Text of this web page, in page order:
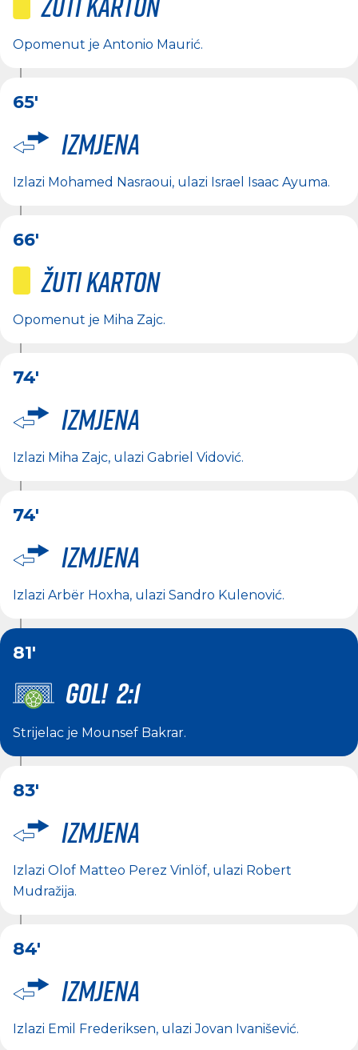
Opomenut je Antonio Maurić.
65'
Izmjena
Izlazi Mohamed Nasraoui, ulazi Israel Isaac Ayuma.
66'
Žuti karton
Opomenut je Miha Zajc.
74'
Izmjena
Izlazi Miha Zajc, ulazi Gabriel Vidović.
74'
Izmjena
Izlazi Arbër Hoxha, ulazi Sandro Kulenović.
81'
GOL! 2:1
Strijelac je Mounsef Bakrar.
83'
Izmjena
Izlazi Olof Matteo Perez Vinlöf, ulazi Robert
Mudražija.
84'
Izmjena
Izlazi Emil Frederiksen, ulaziJovan Ivanišević.